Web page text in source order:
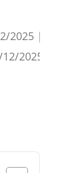
2025 |
2025